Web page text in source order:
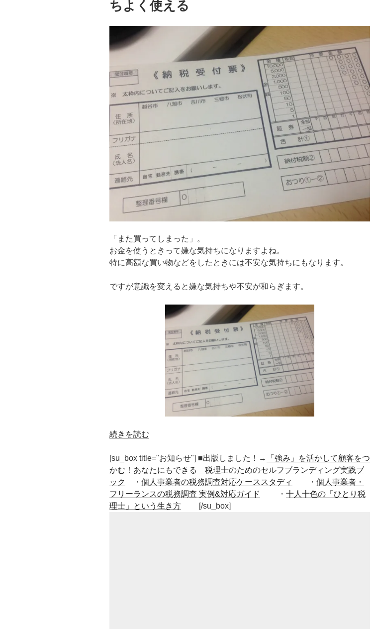
ちよく使える
「また買ってしまった」。
お金を使うときって嫌な気持ちになりますよね。
特に高額な買い物などをしたときには不安な気持ちにもなります。
ですが意識を変えると嫌な気持ちや不安が和らぎます。
“お
を
使
う
と
き
続きを読む
[su_box title="お知らせ"] ■出版しました！→
「強み」を活かして顧客をつ
かむ！あなたにもできる 税理士のためのセルフブランディング実践ブ
ック
・ 個人事業者の税務調査対応ケーススタディ ・ 個人事業者・
フリーランスの税務調査 実例&対応ガイド
・ 十人十色の「ひとり税
理士」という生き方 [/su_box]